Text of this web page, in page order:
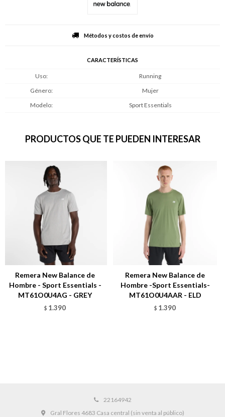
Métodos y costos de envío
CARACTERÍSTICAS
Uso
Running
Género
Mujer
Modelo
Sport Essentials
PRODUCTOS QUE TE PUEDEN INTERESAR
Remera New Balance de
Hombre - Sport Essentials -
MT61O0U4AG - GREY
$ 1.390
Remera New Balance de
Hombre -Sport Essentials-
MT61O0U4AAR - ELD
$ 1.390
22164942
Gral Flores 4683 Casa central (sin venta al público)